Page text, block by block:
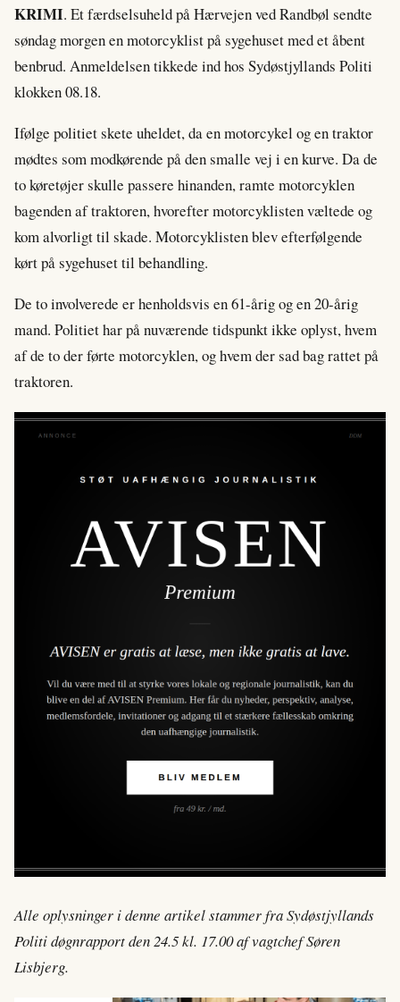
KRIMI. Et færdselsuheld på Hærvejen ved Randbøl sendte
søndag morgen en motorcyklist på sygehuset med et åbent
benbrud. Anmeldelsen tikkede ind hos Sydøstjyllands Politi
klokken 08.18.
Ifølge politiet skete uheldet, da en motorcykel og en traktor
mødtes som modkørende på den smalle vej i en kurve. Da de
to køretøjer skulle passere hinanden, ramte motorcyklen
bagenden af traktoren, hvorefter motorcyklisten væltede og
kom alvorligt til skade. Motorcyklisten blev efterfølgende
kørt på sygehuset til behandling.
De to involverede er henholdsvis en 61-årig og en 20-årig
mand. Politiet har på nuværende tidspunkt ikke oplyst, hvem
af de to der førte motorcyklen, og hvem der sad bag rattet på
traktoren.
Alle oplysninger i denne artikel stammer fra Sydøstjyllands
Politi døgnrapport den 24.5 kl. 17.00 af vagtchef Søren
Lisbjerg.